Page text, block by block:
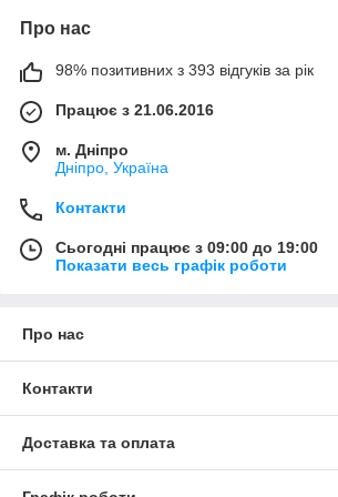
Про нас
98% позитивних з 393 відгуків за рік
Працює з 21.06.2016
м. Дніпро
Дніпро, Україна
Контакти
Сьогодні працює з 09:00 до 19:00
Показати весь графік роботи
Про нас
Контакти
Доставка та оплата